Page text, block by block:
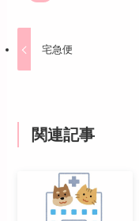
宅急便
関連記事